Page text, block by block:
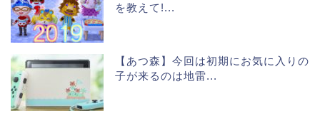
を教えて!...
【あつ森】今回は初期にお気に入りの
子が来るのは地雷...